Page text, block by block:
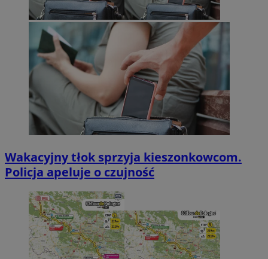
Wakacyjny tłok sprzyja kieszonkowcom.
Policja apeluje o czujność